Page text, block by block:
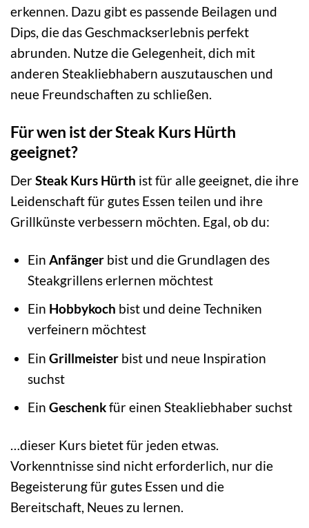
erkennen. Dazu gibt es passende Beilagen und
Dips, die das Geschmackserlebnis perfekt
abrunden. Nutze die Gelegenheit, dich mit
anderen Steakliebhabern auszutauschen und
neue Freundschaften zu schließen.
Für wen ist der Steak Kurs Hürth
geeignet?
DerSteak Kurs Hürth ist für alle geeignet, die ihre
Leidenschaft für gutes Essen teilen und ihre
Grillkünste verbessern möchten. Egal, ob du:
Ein Anfängerbist und die Grundlagen des
Steakgrillens erlernen möchtest
Ein Hobbykoch bist und deine Techniken
verfeinern möchtest
Ein Grillmeisterbist und neue Inspiration
suchst
Ein Geschenkfür einen Steakliebhaber suchst
…dieser Kurs bietet für jeden etwas.
Vorkenntnisse sind nicht erforderlich, nur die
Begeisterung für gutes Essen und die
Bereitschaft, Neues zu lernen.